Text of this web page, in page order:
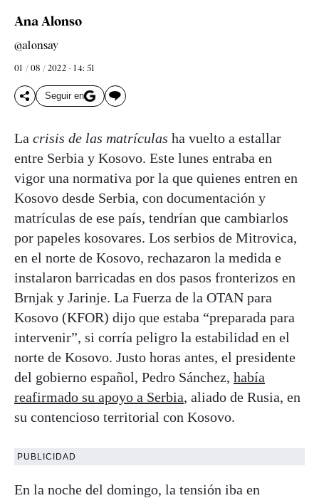
Ana Alonso
@alonsay
01 / 08 / 2022 - 14: 51
Seguir en
La crisis de las matrículas ha vuelto a estallar
entre Serbia y Kosovo. Este lunes entraba en
vigor una normativa por la que quienes entren en
Kosovo desde Serbia, con documentación y
matrículas de ese país, tendrían que cambiarlos
por papeles kosovares. Los serbios de Mitrovica,
en el norte de Kosovo, rechazaron la medida e
instalaron barricadas en dos pasos fronterizos en
Brnjak y Jarinje. La Fuerza de la OTAN para
Kosovo (KFOR) dijo que estaba “preparada para
intervenir”, si corría peligro la estabilidad en el
norte de Kosovo. Justo horas antes, el presidente
del gobierno español, Pedro Sánchez, había
reafirmado su apoyo a Serbia, aliado de Rusia, en
su contencioso territorial con Kosovo.
PUBLICIDAD
En la noche del domingo, la tensión iba en